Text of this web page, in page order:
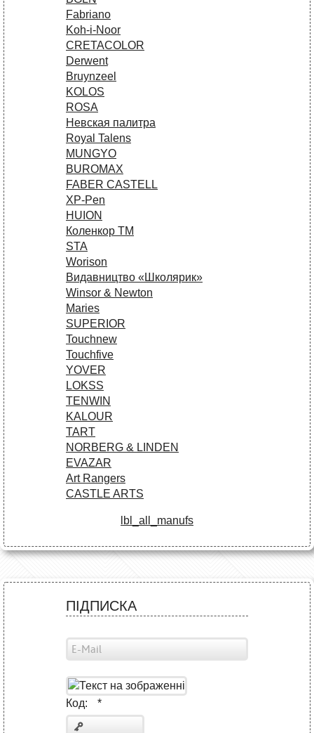
Fabriano
Koh-i-Noor
CRETACOLOR
Derwent
Bruynzeel
KOLOS
ROSA
Невская палитра
Royal Talens
MUNGYO
BUROMAX
FABER CASTELL
XP-Pen
HUION
Коленкор ТМ
STA
Worison
Видавництво «Школярик»
Winsor & Newton
Maries
SUPERIOR
Touchnew
Touchfive
YOVER
LOKSS
TENWIN
KALOUR
TART
NORBERG & LINDEN
EVAZAR
Art Rangers
CASTLE ARTS
lbl_all_manufs
ПІДПИСКА
Код: *